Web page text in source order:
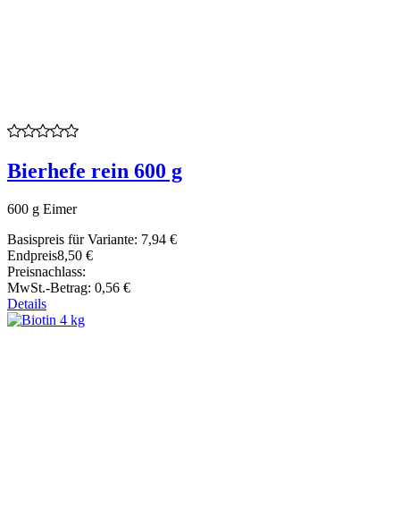
Bierhefe rein 600 g
600 g Eimer
Basispreis für Variante: 7,94 €
Endpreis8,50 €
Preisnachlass:
MwSt.-Betrag: 0,56 €
Details